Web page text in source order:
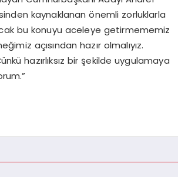
kaynaklanan önemli zorluklarla
bu konuyu aceleye getirmememiz
açısından hazır olmalıyız.
hazırlıksız bir şekilde uygulamaya